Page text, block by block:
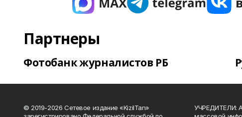
Партнеры
Фотобанк журналистов РБ
© 2019-2026 Сетевое издание «KizilTan»
УЧРЕДИТЕЛИ: